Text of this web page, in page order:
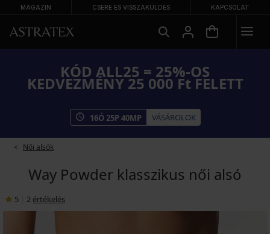
MAGAZIN CSERE ÉS VISSZAKÜLDÉS KAPCSOLAT
KÓD ALL25 = 25%-OS
KEDVEZMÉNY 25 000 Ft FELETT
16Ó25P39MP VÁSÁROLOK
Női alsók
Way Powder klasszikus női alsó
5 2 értékelés